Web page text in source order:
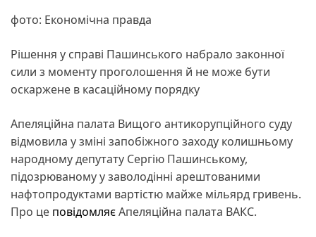
фото: Економічна правда
Рішення у справі Пашинського набрало законної
сили з моменту проголошення й не може бути
оскаржене в касаційному порядку
Апеляційна палата Вищого антикорупційного суду
відмовила у зміні запобіжного заходу колишньому
народному депутату Сергію Пашинському,
підозрюваному у заволодінні арештованими
нафтопродуктами вартістю майже мільярд гривень.
Про це повідомляєАпеляційна палата ВАКС.